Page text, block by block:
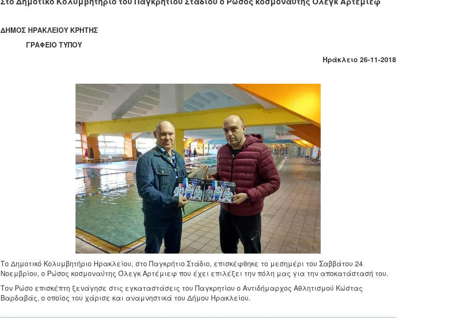
ΔΗΜΟΣ ΗΡΑΚΛΕΙΟΥ ΚΡΗΤΗΣ
ΓΡΑΦΕΙΟ ΤΥΠΟΥ
Ηράκλειο 26-11-2018
Το Δημοτικό Κολυμβητήριο Ηρακλείου, στο Παγκρήτιο Στάδιο, επισκέφθηκε το μεσημέρι του Σαββάτου 24
Νοεμβρίου, ο Ρώσος κοσμοναύτης Όλεγκ Αρτέμιεφ που έχει επιλέξει την πόλη μας για την αποκατάστασή του.
Τον Ρώσο επισκέπτη ξενάγησε στις εγκαταστάσεις του Παγκρητίου ο Αντιδήμαρχος Αθλητισμού Κώστας
Βαρδαβάς, ο οποίος του χάρισε και αναμνηστικά του Δήμου Ηρακλείου.